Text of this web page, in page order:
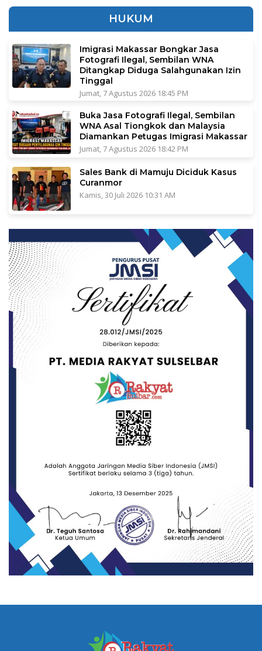
HUKUM
Imigrasi Makassar Bongkar Jasa
Fotografi Ilegal, Sembilan WNA
Ditangkap Diduga Salahgunakan Izin
Tinggal
Jumat, 7 Agustus 2026 18:45 PM
Buka Jasa Fotografi Ilegal, Sembilan
WNA Asal Tiongkok dan Malaysia
Diamankan Petugas Imigrasi Makassar
Jumat, 7 Agustus 2026 18:42 PM
Sales Bank di Mamuju Diciduk Kasus
Curanmor
Kamis, 30 Juli 2026 10:31 AM